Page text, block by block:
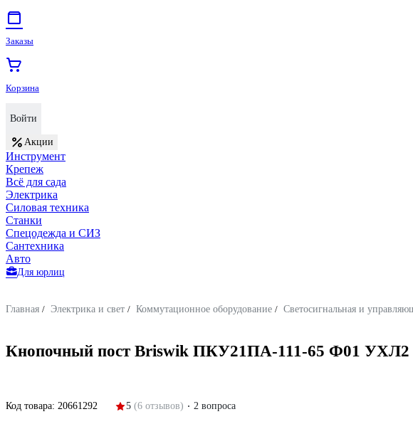
Заказы
Корзина
Войти
Акции
Инструмент
Крепеж
Всё для сада
Электрика
Силовая техника
Станки
Спецодежда и СИЗ
Сантехника
Авто
Для юрлиц
Главная / Электрика и свет / Коммутационное оборудование / Светосигнальная и
Кнопочный пост Briswik ПКУ21ПА-111-65 Ф01 УХЛ2
Код товара: 20661292 5 (6 отзывов) 2 вопроса